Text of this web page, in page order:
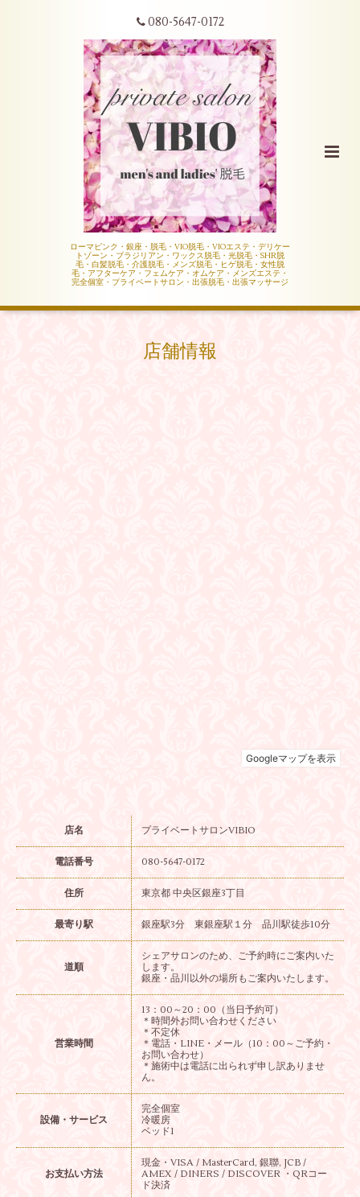
080-5647-0172
ローマピンク・銀座・脱毛・VIO脱毛・VIOエステ・デリケー
トゾーン・ブラジリアン・ワックス脱毛・光脱毛・SHR脱
毛・白髪脱毛・介護脱毛・メンズ脱毛・ヒゲ脱毛・女性脱
毛・アフターケア・フェムケア・オムケア・メンズエステ・
完全個室・プライベートサロン・出張脱毛・出張マッサージ
店舗情報
店名 プライベートサロンVIBIO
電話番号 080-5647-0172
住所 東京都 中央区銀座3丁目
最寄り駅 銀座駅3分 東銀座駅１分 品川駅徒歩10分
道順
シェアサロンのため、ご予約時にご案内いた
します。
銀座・品川以外の場所もご案内いたします。
営業時間
13：00～20：00（当日予約可）
＊時間外お問い合わせください
＊不定休
＊電話・LINE・メール（10：00～ご予約・
お問い合わせ）
＊施術中は電話に出られず申し訳ありませ
ん。
設備・サービス
完全個室
冷暖房
ベッド1
お支払い方法
現金・VISA / MasterCard, 銀聯, JCB /
AMEX / DINERS / DISCOVER ・QRコー
ド決済